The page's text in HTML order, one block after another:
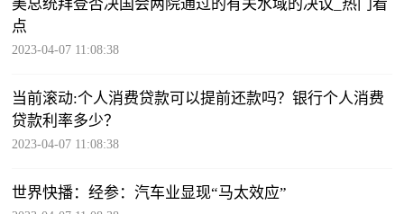
美总统拜登否决国会两院通过的有关水域的决议_热门看
点
2023-04-07 11:08:38
当前滚动:个人消费贷款可以提前还款吗？银行个人消费
贷款利率多少？
2023-04-07 11:08:38
世界快播：经参：汽车业显现“马太效应”